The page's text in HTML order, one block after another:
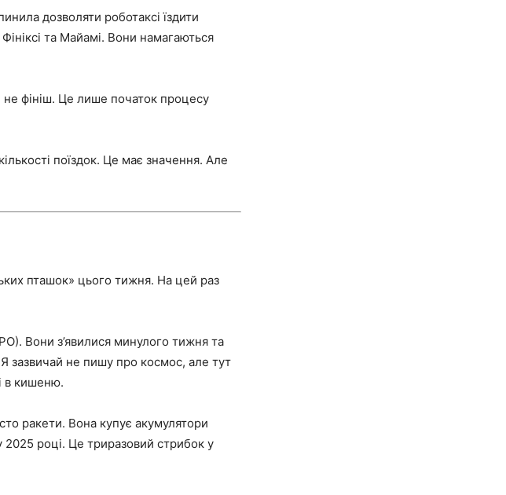
дозволяти роботаксі їздити
та Майамі. Вони намагаються
фініш. Це лише початок процесу
поїздок. Це має значення. Але
пташок» цього тижня. На цей раз
Вони з’явилися минулого тижня та
зазвичай не пишу про космос, але тут
в кишеню.
ракети. Вона купує акумулятори
році. Це триразовий стрибок у